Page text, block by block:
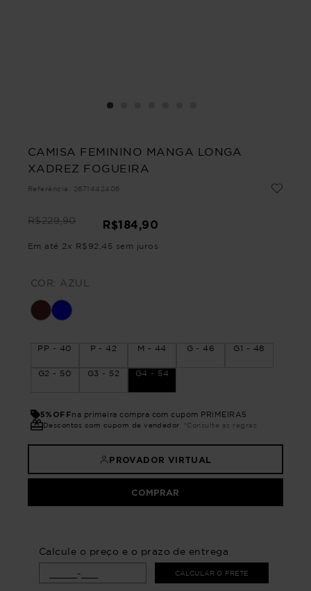
CAMISA FEMININO MANGA LONGA
XADREZ FOGUEIRA
Referência : 2671442406
R$229,90 R$184,90
Em até 2 x R$ 92 45 sem juros
COR: AZUL
PP - 40 P - 42 M - 44 G - 46 G1 - 48
G2 - 50 G3 - 52 G4 - 54
5%OFFna primeira compra com cupom PRIMEIRA5
Descontos com cupom de vendedor *Consulte as regras
PROVADOR VIRTUAL
COMPRAR
Calcule o preço e o prazo de entrega
CALCULAR O FRETE